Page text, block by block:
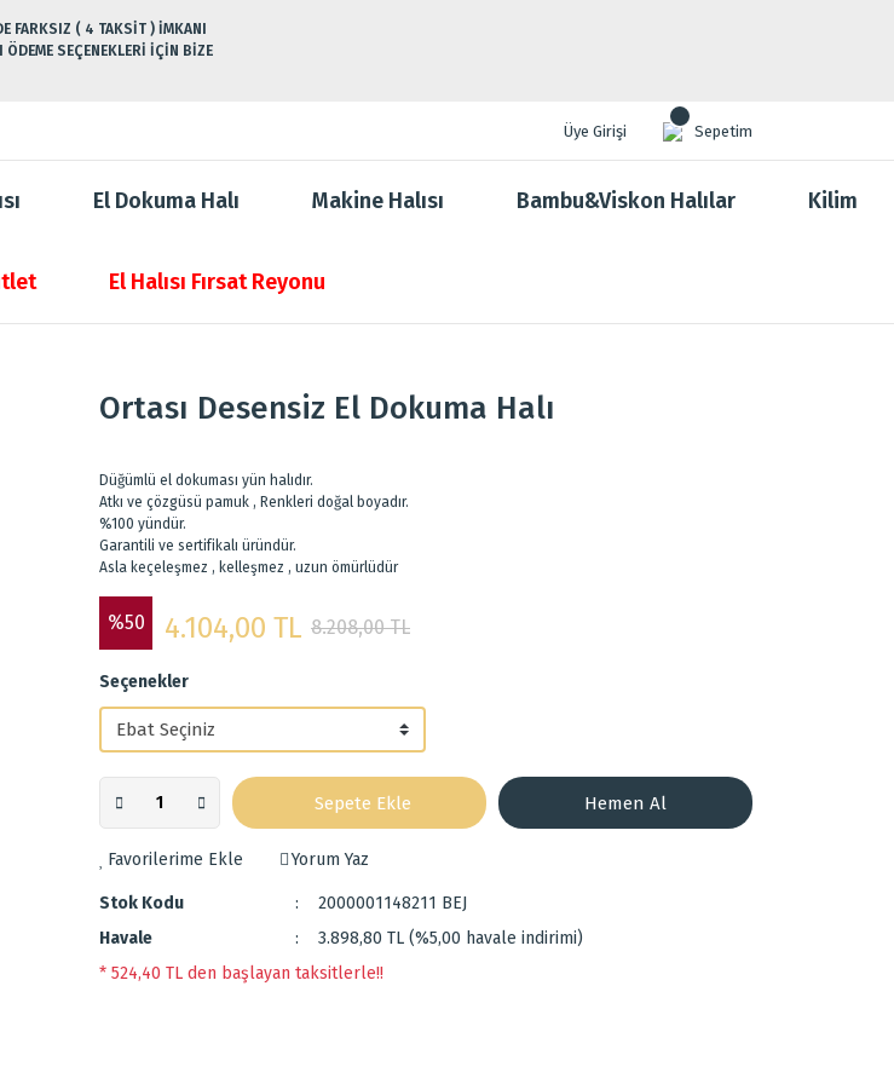
FARKSIZ ( 4 TAKSİT ) İMKANI
ÖDEME SEÇENEKLERİ İÇİN BİZE
Üye Girişi Sepetim
El Dokuma Halı Makine Halısı Bambu&Viskon Halılar Kilim
El Halısı Fırsat Reyonu
Ortası Desensiz El Dokuma Halı
Düğümlü el dokuması yün halıdır.
Atkı ve çözgüsü pamuk , Renkleri doğal boyadır.
%100 yündür.
Garantili ve sertifikalı üründür.
Asla keçeleşmez , kelleşmez , uzun ömürlüdür
%50 4.104,00 TL 8.208,00 TL
Seçenekler
Sepete Ekle Hemen Al
Yorum Yaz
Stok Kodu
2000001148211 BEJ
Havale
3.898,80 TL (%5,00 havale indirimi)
* 524,40 TL den başlayan taksitlerle!!